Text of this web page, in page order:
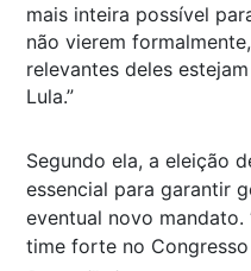
mais inteira possível
não vierem
relevantes deles
Lula.”
Segundo ela, a eleição
essencial para garantir
eventual novo mandato.
time forte no Congresso